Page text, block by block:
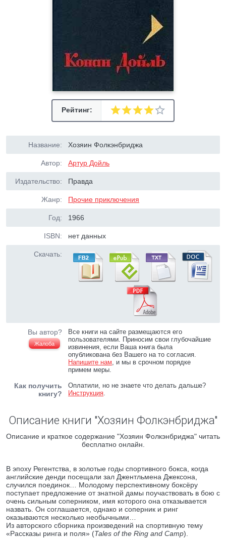
Рейтинг:
Название: Хозяин Фолкэнбриджа
Автор: Артур Дойль
Издательство: Правда
Жанр: Прочие приключения
Год: 1966
ISBN: нет данных
Скачать:
Вы автор?
Жалоба
Все книги на сайте размещаются его
пользователями. Приносим свои глубочайшие
извинения, если Ваша книга была
опубликована без Вашего на то согласия.
Напишите нам, и мы в срочном порядке
примем меры.
Как получить
книгу?
Оплатили, но не знаете что делать дальше?
Инструкция.
Описание книги "Хозяин Фолкэнбриджа"
Описание и краткое содержание "Хозяин Фолкэнбриджа" читать
бесплатно онлайн.
В эпоху Регентства, в золотые годы спортивного бокса, когда
английские денди посещали зал Джентльмена Джексона,
случился поединок… Молодому перспективному боксёру
поступает предложение от знатной дамы поучаствовать в бою с
очень сильным соперником, имя которого она отказывается
назвать. Он соглашается, однако и соперник и ринг
оказываются несколько необычными…
Из авторского сборника произведений на спортивную тему
«Рассказы ринга и поля» (Tales of the Ring and Camp).